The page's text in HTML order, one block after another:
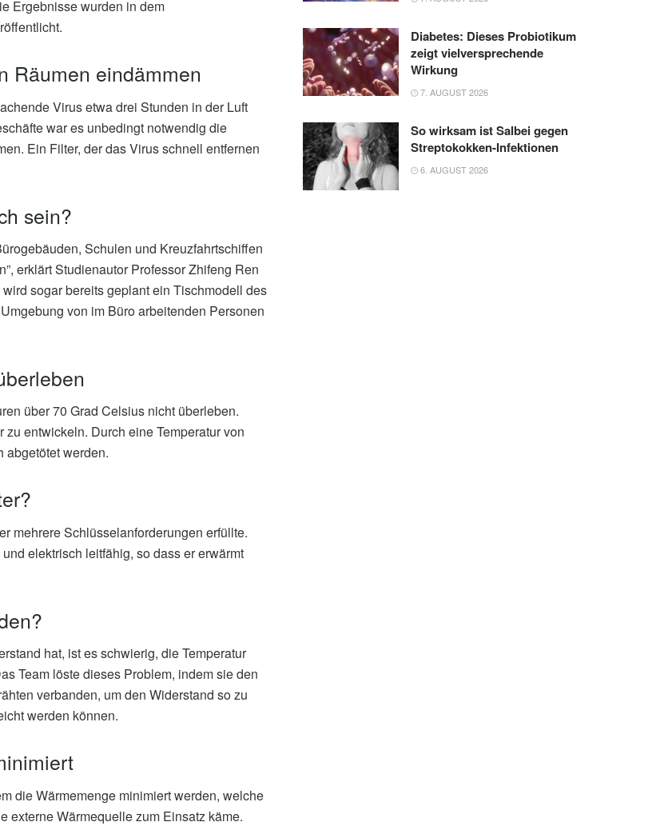
Ergebnisse wurden in dem
Räumen eindämmen
Virus etwa drei Stunden in der Luft
war es unbedingt notwendig die
Ein Filter, der das Virus schnell entfernen
sein?
Schulen und Kreuzfahrtschiffen
erklärt Studienautor Professor Zhifeng Ren
sogar bereits geplant ein Tischmodell des
von im Büro arbeitenden Personen
über 70 Grad Celsius nicht überleben.
entwickeln. Durch eine Temperatur von
abgetötet werden.
mehrere Schlüsselanforderungen erfüllte.
elektrisch leitfähig, so dass er erwärmt
hat, ist es schwierig, die Temperatur
Team löste dieses Problem, indem sie den
verbanden, um den Widerstand so zu
werden können.
die Wärmemenge minimiert werden, welche
externe Wärmequelle zum Einsatz käme.
Diabetes: Dieses Probiotikum
zeigt vielversprechende
Wirkung
7. AUGUST 2026
So wirksam ist Salbei gegen
Streptokokken-Infektionen
6. AUGUST 2026